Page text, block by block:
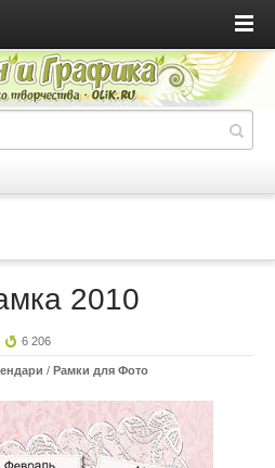
2010
6 206
/ Рамки для Фото